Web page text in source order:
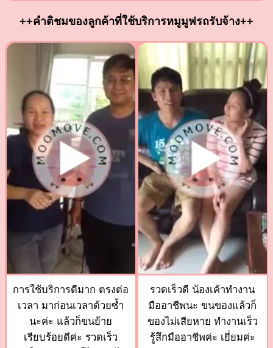
++คำติชมของลูกค้าที่ใช้บริการหมูมูฟรถรับจ้าง++
การใช้บริการดีมาก ตรงต่อ
เวลา มาก่อนเวลาด้วยซ้ำ
นะค่ะ แล้วก็ขนย้าย
เรียบร้อยดีค่ะ รวดเร็ว
รวดเร็วดี น้องเค้าทำงาน
มืออาชีพนะ ขนของแล้วก็
ของไม่เสียหาย ทำงานเร็ว
รู้สึกมืออาชีพค่ะ เยี่ยมค่ะ